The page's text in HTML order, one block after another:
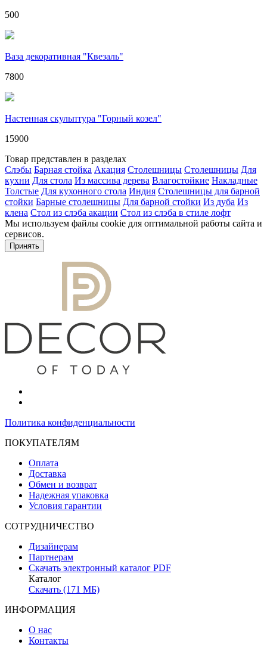
500
Ваза декоративная "Квезаль"
7800
Настенная скульптура "Горный козел"
15900
Товар представлен в разделах
Слэбы Барная стойка Акация Столешницы Столешницы Для
кухни Для стола Из массива дерева Влагостойкие Накладные
Толстые Для кухонного стола Индия Столешницы для барной
стойки Барные столешницы Для барной стойки Из дуба Из
клена Стол из слэба акации Стол из слэба в стиле лофт
Мы используем файлы cookie для оптимальной работы сайта и
сервисов.
Принять
Политика конфиденциальности
ПОКУПАТЕЛЯМ
Оплата
Доставка
Обмен и возврат
Надежная упаковка
Условия гарантии
СОТРУДНИЧЕСТВО
Дизайнерам
Партнерам
Скачать электронный каталог PDF
Каталог
Скачать (171 МБ)
ИНФОРМАЦИЯ
О нас
Контакты